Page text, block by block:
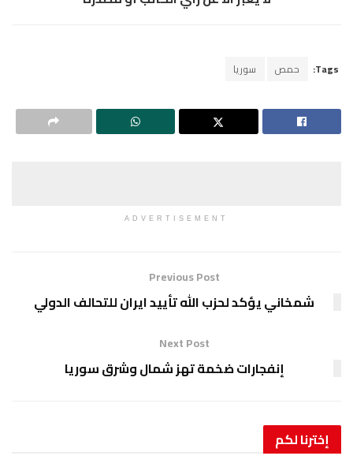
Tags: حمص سوريا
ADVERTISEMENT
Previous Post
شمخاني يؤكد لحزب الله تأييد ايران للتحالف الدولي
Next Post
إنفجارات ضخمة تهز شمال وشرق سوريا
إخترنالكم